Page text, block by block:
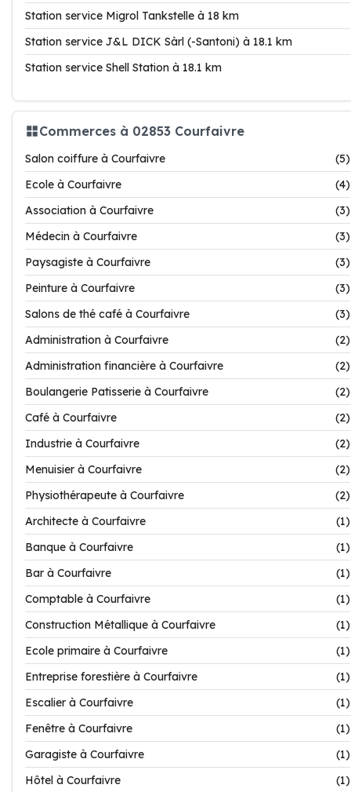
Station service Migrol Tankstelle à 18 km
Station service J&L DICK Sàrl (-Santoni) à 18.1 km
Station service Shell Station à 18.1 km
Commerces à 02853 Courfaivre
Salon coiffure à Courfaivre
(5)
Ecole à Courfaivre
(4)
Association à Courfaivre
(3)
Médecin à Courfaivre
(3)
Paysagiste à Courfaivre
(3)
Peinture à Courfaivre
(3)
Salons de thé café à Courfaivre
(3)
Administration à Courfaivre
(2)
Administration financière à Courfaivre
(2)
Boulangerie Patisserie à Courfaivre
(2)
Café à Courfaivre
(2)
Industrie à Courfaivre
(2)
Menuisier à Courfaivre
(2)
Physiothérapeute à Courfaivre
(2)
Architecte à Courfaivre
(1)
Banque à Courfaivre
(1)
Bar à Courfaivre
(1)
Comptable à Courfaivre
(1)
Construction Métallique à Courfaivre
(1)
Ecole primaire à Courfaivre
(1)
Entreprise forestière à Courfaivre
(1)
Escalier à Courfaivre
(1)
Fenêtre à Courfaivre
(1)
Garagiste à Courfaivre
(1)
Hôtel à Courfaivre
(1)